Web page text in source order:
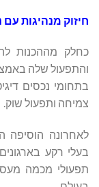
חיזוק מנהיגות עם
והתפעול שלה
בתחומי נכסים
צמיחה ותפעול שוק.
לאחרונה הוסיפה
תפעולי מכמה